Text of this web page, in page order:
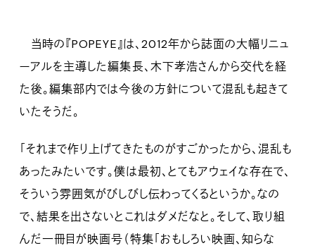
当時の『POPEYE』は、2012年から誌面の大幅リニュ
ーアルを主導した編集長、木下孝浩さんから交代を経
た後。編集部内では今後の方針について混乱も起きて
いたそうだ。
「それまで作り上げてきたものがすごかったから、混乱も
あったみたいです。僕は最初、とてもアウェイな存在で、
そういう雰囲気がびしびし伝わってくるというか。なの
で、結果を出さないとこれはダメだなと。そして、取り組
んだ一冊目が映画号（特集「おもしろい映画、知らな